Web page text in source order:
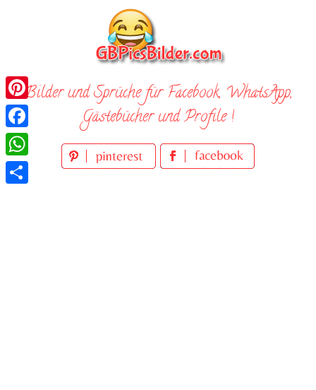
Bilder und Sprüche für Facebook, WhatsApp,
Gästebücher und Profile !
Pinterest
Facebook
WhatsApp